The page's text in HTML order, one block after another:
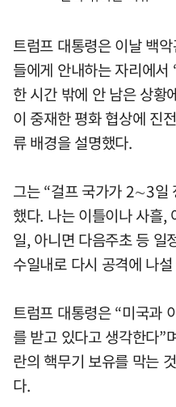
트럼프 대통령은 이날 백
들에게 안내하는 자리에
한 시간 밖에 안 남은 상황
이 중재한 평화 협상에 진
류 배경을 설명했다.
그는 “걸프 국가가 2∼3일
했다. 나는 이틀이나 사흘,
일, 아니면 다음주초 등 일
수일내로 다시 공격에 나
트럼프 대통령은 “미국과
를 받고 있다고 생각한다”
란의 핵무기 보유를 막는
다.